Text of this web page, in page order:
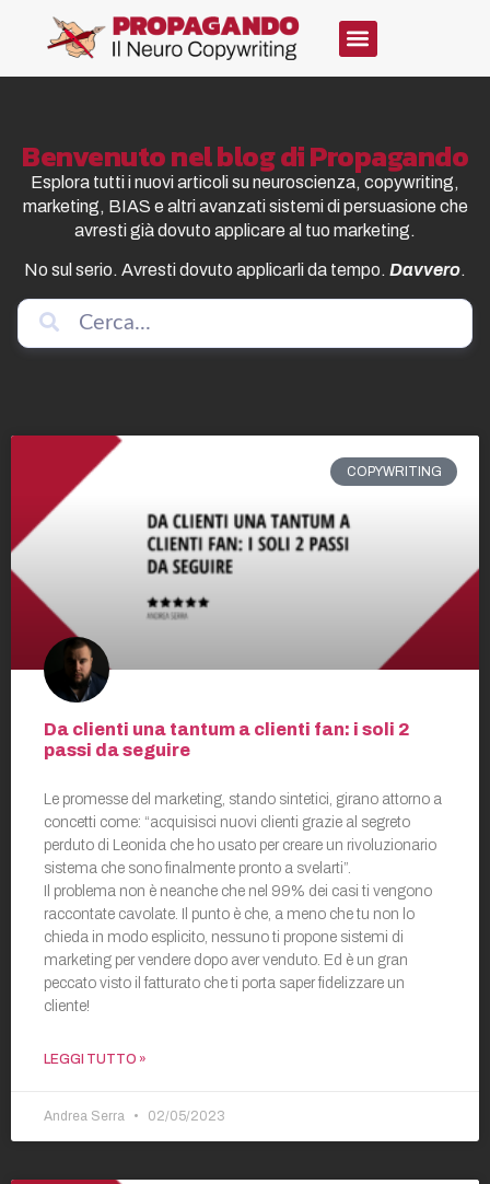
Benvenuto nel blog di Propagando
Esplora tutti i nuovi articoli su neuroscienza, copywriting,
marketing, BIAS e altri avanzati sistemi di persuasione che
avresti già dovuto applicare al tuo marketing.
No sul serio. Avresti dovuto applicarli da tempo. Davvero.
COPYWRITING
Da clienti una tantum a clienti fan: i soli 2
passi da seguire
Le promesse del marketing, stando sintetici, girano attorno a
concetti come: “acquisisci nuovi clienti grazie al segreto
perduto di Leonida che ho usato per creare un rivoluzionario
sistema che sono finalmente pronto a svelarti”.
Il problema non è neanche che nel 99% dei casi ti vengono
raccontate cavolate. Il punto è che, a meno che tu non lo
chieda in modo esplicito, nessuno ti propone sistemi di
marketing per vendere dopo aver venduto. Ed è un gran
peccato visto il fatturato che ti porta saper fidelizzare un
cliente!
LEGGI TUTTO »
Andrea Serra 02/05/2023